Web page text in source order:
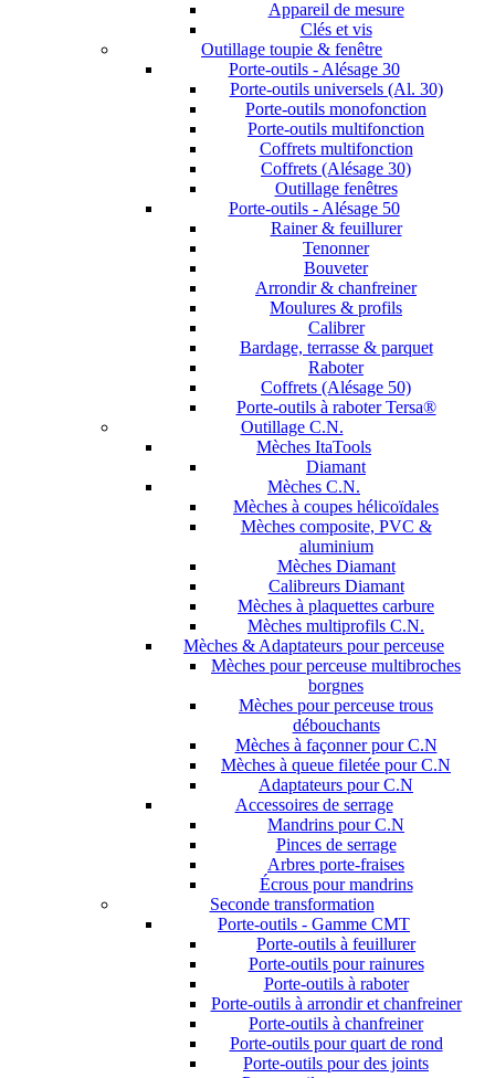
Appareil de mesure
Clés et vis
Outillage toupie & fenêtre
Porte-outils - Alésage 30
Porte-outils universels (Al. 30)
Porte-outils monofonction
Porte-outils multifonction
Coffrets multifonction
Coffrets (Alésage 30)
Outillage fenêtres
Porte-outils - Alésage 50
Rainer & feuillurer
Tenonner
Bouveter
Arrondir & chanfreiner
Moulures & profils
Calibrer
Bardage, terrasse & parquet
Raboter
Coffrets (Alésage 50)
Porte-outils à raboter Tersa®
Outillage C.N.
Mèches ItaTools
Diamant
Mèches C.N.
Mèches à coupes hélicoïdales
Mèches composite, PVC &
aluminium
Mèches Diamant
Calibreurs Diamant
Mèches à plaquettes carbure
Mèches multiprofils C.N.
Mèches & Adaptateurs pour perceuse
Mèches pour perceuse multibroches
borgnes
Mèches pour perceuse trous
débouchants
Mèches à façonner pour C.N
Mèches à queue filetée pour C.N
Adaptateurs pour C.N
Accessoires de serrage
Mandrins pour C.N
Pinces de serrage
Arbres porte-fraises
Écrous pour mandrins
Seconde transformation
Porte-outils - Gamme CMT
Porte-outils à feuillurer
Porte-outils pour rainures
Porte-outils à raboter
Porte-outils à arrondir et chanfreiner
Porte-outils à chanfreiner
Porte-outils pour quart de rond
Porte-outils pour des joints